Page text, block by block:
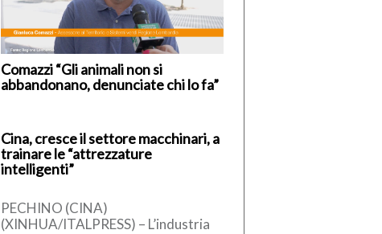
Comazzi “Gli animali non si
abbandonano, denunciate chi lo fa”
Cina, cresce il settore macchinari, a
trainare le “attrezzature
intelligenti”
PECHINO (CINA)
(XINHUA/ITALPRESS) – L’industria